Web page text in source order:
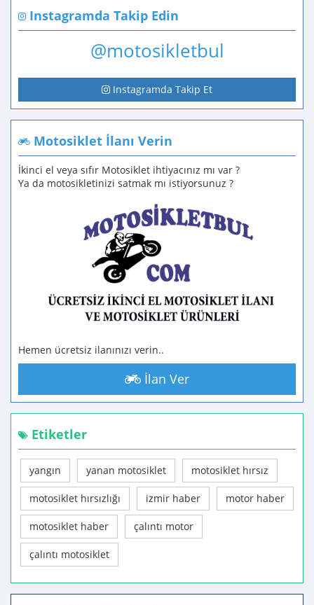
Instagramda Takip Edin
@motosikletbul
Instagramda Takip Et
Motosiklet İlanı Verin
İkinci el veya sıfır Motosiklet ihtiyacınız mı var ?
Ya da motosikletinizi satmak mı istiyorsunuz ?
Hemen ücretsiz ilanınızı verin..
İlan Ver
Etiketler
yangın yanan motosiklet motosiklet hırsız
motosiklet hırsızlığı izmir haber motor haber
motosiklet haber çalıntı motor
çalıntı motosiklet